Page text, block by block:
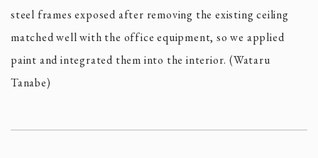
steel frames exposed after removing the existing ceiling
matched well with the office equipment, so we applied
paint and integrated them into the interior. (Wataru
Tanabe)